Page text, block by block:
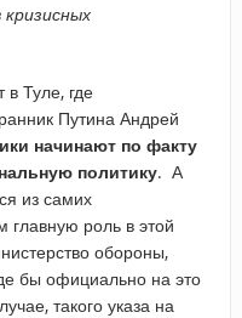
в Туле, где
Путина Андрей
начинают по факту
политику. А
из самих
роль в этой
обороны,
бы официально на это
такого указа на